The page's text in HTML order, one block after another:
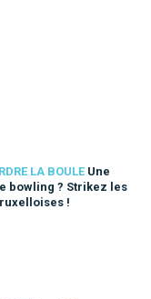
LA BOULE Une
bowling ? Strikez les
!
bruxelloises !